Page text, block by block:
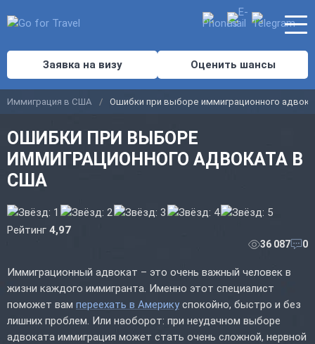
Заявка на визу Оценить шансы
Иммиграция в США Ошибки при выборе иммиграционного
ОШИБКИ ПРИ ВЫБОРЕ
ИММИГРАЦИОННОГО АДВОКАТА В
США
Рейтинг 4,97
36 087 0
Иммиграционный адвокат – это очень важный человек в
жизни каждого иммигранта. Именно этот специалист
поможет вам переехать в Америку спокойно, быстро и без
лишних проблем. Или наоборот: при неудачном выборе
адвоката иммиграция может стать очень сложной, нервной